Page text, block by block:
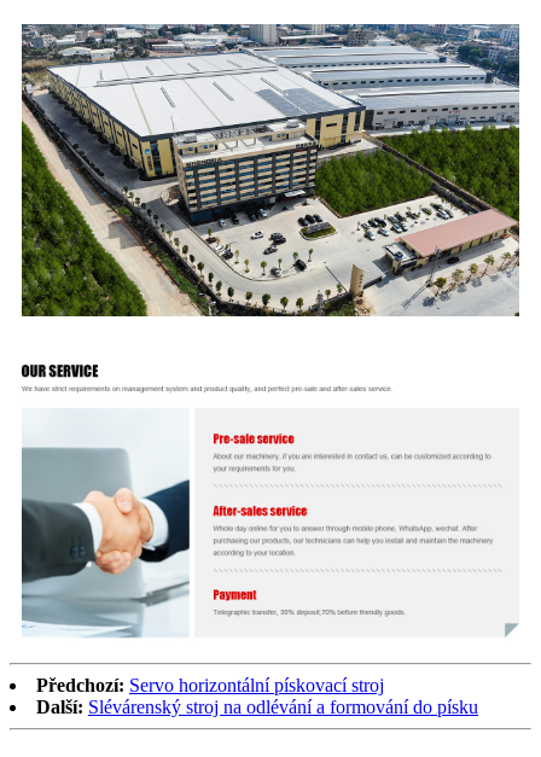
Předchozí: Servo horizontální pískovací stroj
Další: Slévárenský stroj na odlévání a formování do písku